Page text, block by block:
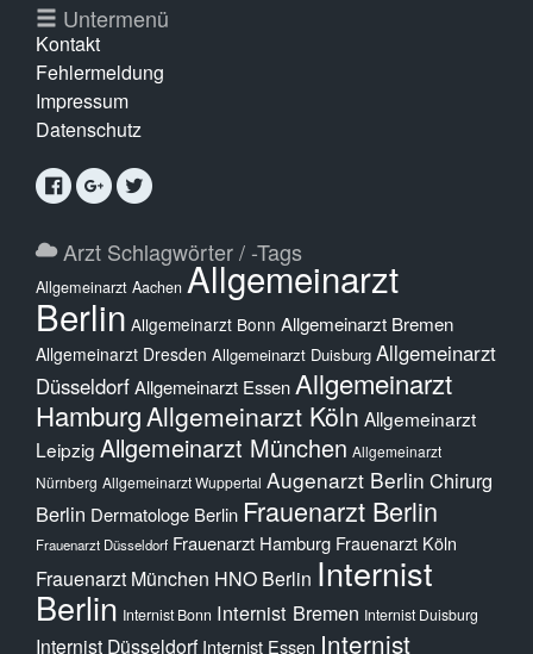
Untermenü
Kontakt
Fehlermeldung
Impressum
Datenschutz
Arzt Schlagwörter / -Tags
Allgemeinarzt Aachen Allgemeinarzt
Berlin Allgemeinarzt Bonn Allgemeinarzt Bremen
Allgemeinarzt Dresden Allgemeinarzt Duisburg Allgemeinarzt
DüsseldorfAllgemeinarzt Essen Allgemeinarzt
HamburgAllgemeinarzt Köln Allgemeinarzt
Leipzig Allgemeinarzt München Allgemeinarzt
Nürnberg Allgemeinarzt Wuppertal Augenarzt Berlin Chirurg
Berlin Dermatologe Berlin Frauenarzt Berlin
Frauenarzt Düsseldorf Frauenarzt Hamburg Frauenarzt Köln
Frauenarzt München HNO Berlin Internist
Berlin Internist Bonn Internist Bremen Internist Duisburg
Internist Düsseldorf Internist Essen Internist